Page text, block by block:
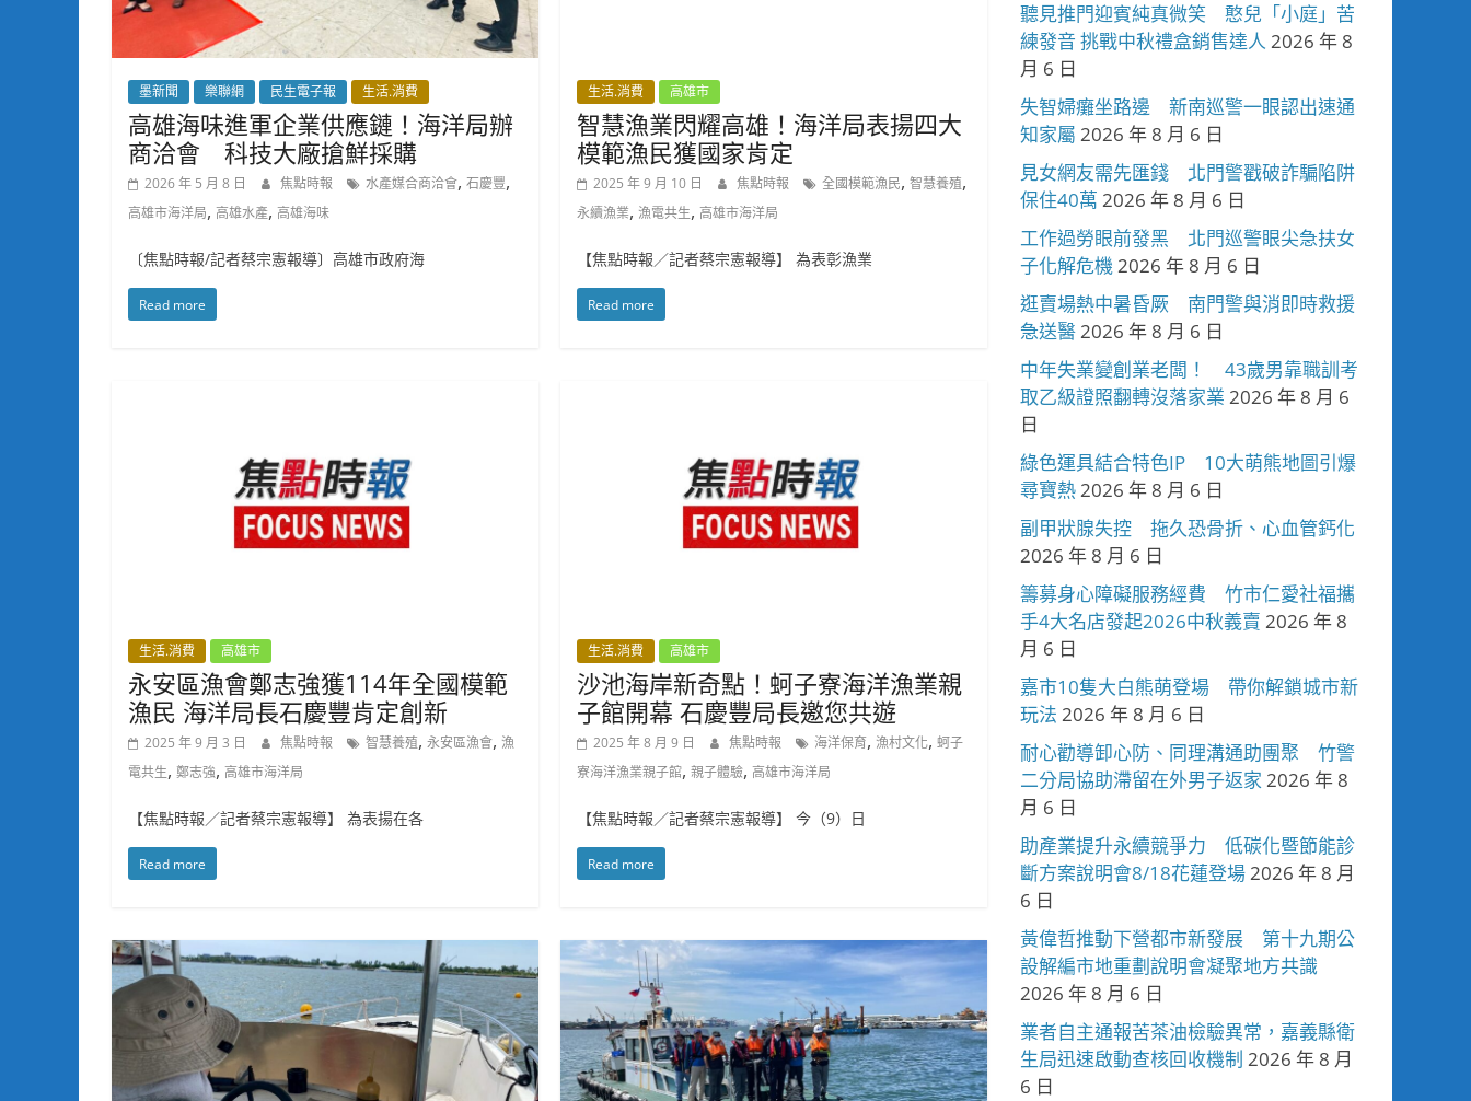
墨新聞 樂聯網 民生電子報 生活.消費
高雄海味進軍企業供應鏈！海洋局辦
商洽會 科技大廠搶鮮採購
2026 年 5 月 8 日 焦點時報 水產媒合商洽會, 石慶豐,
高雄市海洋局, 高雄水產, 高雄海味
〔焦點時報/記者蔡宗憲報導〕高雄市政府海
Read more
生活.消費 高雄市
智慧漁業閃耀高雄！海洋局表揚四大
模範漁民獲國家肯定
2025 年 9 月 10 日 焦點時報 全國模範漁民,智慧養殖,
永續漁業, 漁電共生,高雄市海洋局
【焦點時報／記者蔡宗憲報導】 為表彰漁業
Read more
生活.消費 高雄市
永安區漁會鄭志強獲114年全國模範
漁民 海洋局長石慶豐肯定創新
2025 年 9 月 3 日 焦點時報 智慧養殖, 永安區漁會, 漁
電共生, 鄭志強, 高雄市海洋局
【焦點時報／記者蔡宗憲報導】 為表揚在各
Read more
生活.消費 高雄市
沙池海岸新奇點！蚵子寮海洋漁業親
子館開幕 石慶豐局長邀您共遊
2025 年 8 月 9 日 焦點時報 海洋保育, 漁村文化,蚵子
寮海洋漁業親子館,親子體驗,高雄市海洋局
【焦點時報／記者蔡宗憲報導】 今（9）日
Read more
聽見推門迎賓純真微笑 憨兒「小庭」苦
練發音 挑戰中秋禮盒銷售達人 2026 年 8
月 6 日
失智婦癱坐路邊 新南巡警一眼認出速通
知家屬 2026 年 8 月 6 日
見女網友需先匯錢 北門警戳破詐騙陷阱
保住40萬 2026 年 8 月 6 日
工作過勞眼前發黑 北門巡警眼尖急扶女
子化解危機2026 年 8 月 6 日
逛賣場熱中暑昏厥 南門警與消即時救援
急送醫2026 年 8 月 6 日
中年失業變創業老闆！ 43歲男靠職訓考
取乙級證照翻轉沒落家業 2026 年 8 月 6
日
綠色運具結合特色IP 10大萌熊地圖引爆
尋寶熱2026 年 8 月 6 日
副甲狀腺失控 拖久恐骨折、心血管鈣化
2026 年 8 月 6 日
籌募身心障礙服務經費 竹市仁愛社福攜
手4大名店發起2026中秋義賣 2026 年 8
月 6 日
嘉市10隻大白熊萌登場 帶你解鎖城市新
玩法 2026 年 8 月 6 日
耐心勸導卸心防、同理溝通助團聚 竹警
二分局協助滯留在外男子返家 2026 年 8
月 6 日
助產業提升永續競爭力 低碳化暨節能診
斷方案說明會8/18花蓮登場2026 年 8 月
6 日
黃偉哲推動下營都市新發展 第十九期公
設解編市地重劃說明會凝聚地方共識
2026 年 8 月 6 日
業者自主通報苦茶油檢驗異常，嘉義縣衛
生局迅速啟動查核回收機制 2026 年 8 月
6 日